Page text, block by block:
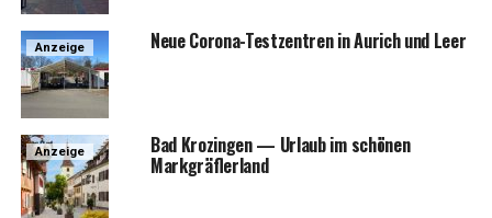
Anzeige Neue Coro­na-Test­zen­tren in Aurich und Leer
Anzeige Bad Kro­zin­gen — Urlaub im schö­nen
Markgräflerland